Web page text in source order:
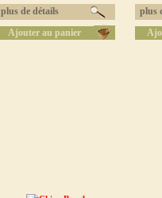
plus de détails
Ajouter au panier
plus